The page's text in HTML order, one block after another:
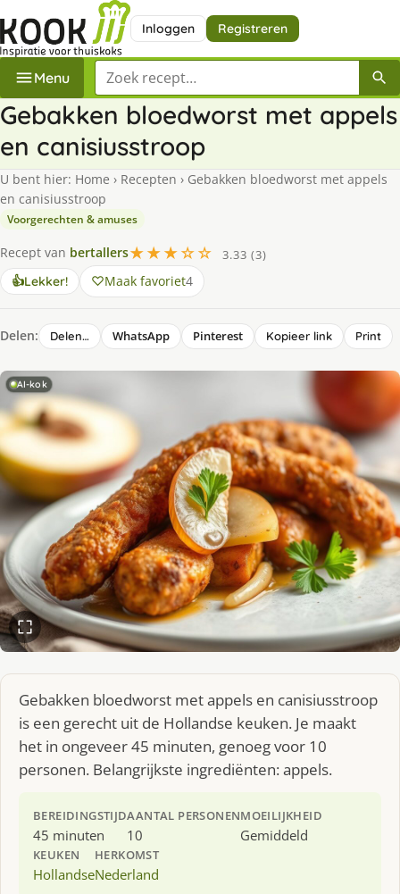
Inloggen Registreren
Menu Zoek een recept
Gebakken bloedworst met appels
en canisiusstroop
U bent hier: Home › Recepten › Gebakken bloedworst met appels
en canisiusstroop
Voorgerechten & amuses
Recept van bertallers★★★☆☆
3.33 (3)
👍Lekker! Maak favoriet4
Delen: Delen… WhatsApp Pinterest Kopieer link Print
AI-kok
Gebakken bloedworst met appels en canisiusstroop
is een gerecht uit de Hollandse keuken. Je maakt
het in ongeveer 45 minuten, genoeg voor 10
personen. Belangrijkste ingrediënten: appels.
BEREIDINGSTIJD
45 minuten
AANTAL PERSONEN
10
MOEILIJKHEID
Gemiddeld
KEUKEN
Hollandse
HERKOMST
Nederland